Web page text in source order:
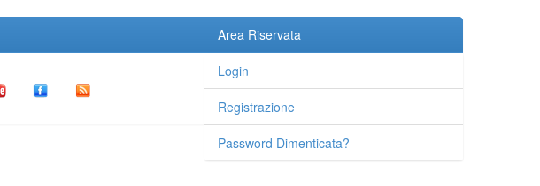
Area Riservata
Login
Registrazione
Password Dimenticata?